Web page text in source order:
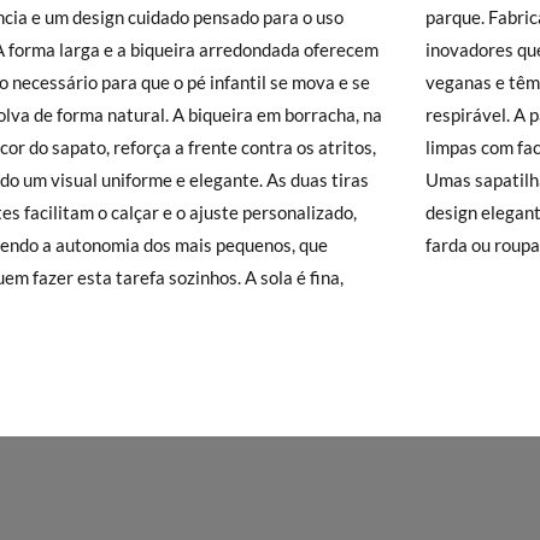
e um design cuidado pensado para o uso
forma larga e a biqueira arredondada oferecem
necessário para que o pé infantil se mova e se
de forma natural. A biqueira em borracha, na
do sapato, reforça a frente contra os atritos,
um visual uniforme e elegante. As duas tiras
facilitam o calçar e o ajuste personalizado,
a autonomia dos mais pequenos, que
fazer esta tarefa sozinhos. A sola é fina,
em Espanha com materiais têxteis
que imitam a textura da pele, são 100%
e têm forro interior em tecido suave e
A palmilha removível permite mantê-las
facilidade, prontas para outro dia de escola.
para a escola práticas, leves e com um
perfeitas para combinar com qualquer
farda ou
que terá um custo de 3,95€. Caso o valor da encomenda seja
de Envio Normal.
trocas grátis, sem perguntas. Se quando chegarem a sua
Devoluções do nosso site para nos enviar o pedido de troca. A
se-á de tudo: enviar-lhe-emos outro tamanho e recolheremos o
queira uma Troca, mas sim uma Devolução, esta também será
o pedido através da mesma secção do parágrafo anterior e
recolha o sapato que devolve.